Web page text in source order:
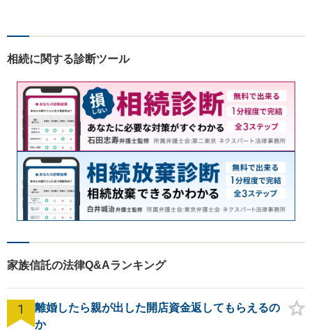
相続に関する診断ツール
家族信託の法律Q&Aランキング
1
離婚したら親が出した開店資金返してもらえるの
か